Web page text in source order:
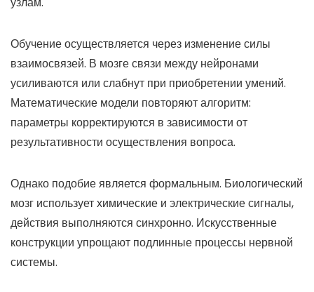
Обучение осуществляется через изменение силы
взаимосвязей. В мозге связи между нейронами
усиливаются или слабнут при приобретении умений.
Математические модели повторяют алгоритм:
параметры корректируются в зависимости от
результативности осуществления вопроса.
Однако подобие является формальным. Биологический
мозг использует химические и электрические сигналы,
действия выполняются синхронно. Искусственные
конструкции упрощают подлинные процессы нервной
системы.